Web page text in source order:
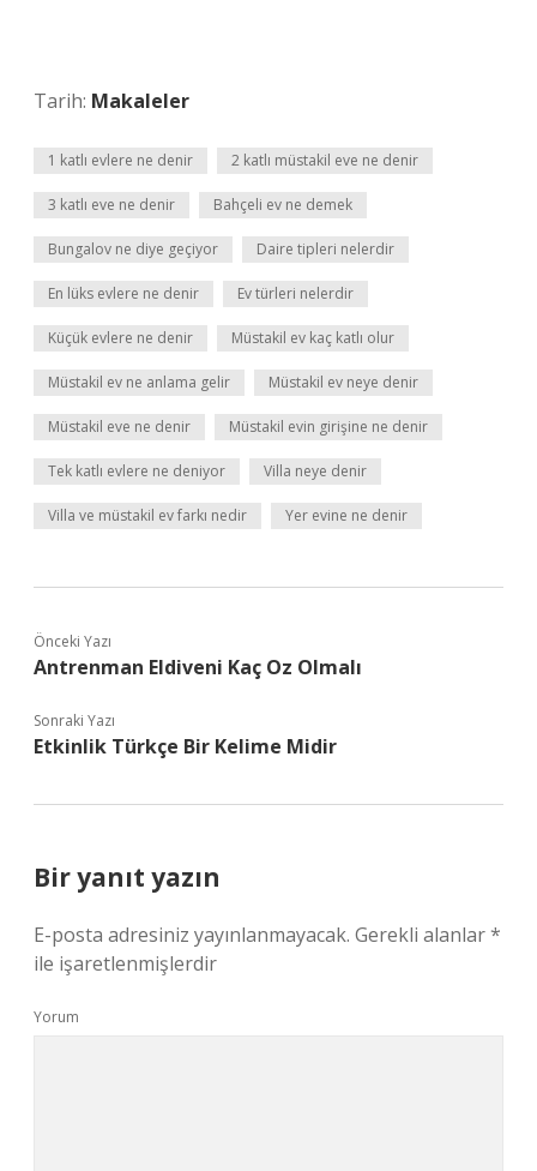
Tarih: Makaleler
1 katlı evlere ne denir 2 katlı müstakil eve ne denir
3 katlı eve ne denir Bahçeli ev ne demek
Bungalov ne diye geçiyor Daire tipleri nelerdir
En lüks evlere ne denir Ev türleri nelerdir
Küçük evlere ne denir Müstakil ev kaç katlı olur
Müstakil ev ne anlama gelir Müstakil ev neye denir
Müstakil eve ne denir Müstakil evin girişine ne denir
Tek katlı evlere ne deniyor Villa neye denir
Villa ve müstakil ev farkı nedir Yer evine ne denir
Önceki Yazı
Antrenman Eldiveni Kaç Oz Olmalı
Sonraki Yazı
Etkinlik Türkçe Bir Kelime Midir
Bir yanıt yazın
E-posta adresiniz yayınlanmayacak. Gerekli alanlar*
ile işaretlenmişlerdir
Yorum